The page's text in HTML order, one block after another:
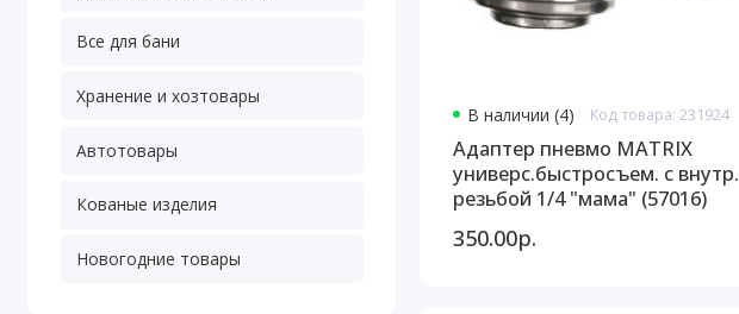
Все для бани
Хранение и хозтовары
Автотовары
Кованые изделия
Новогодние товары
В наличии (4) Код товара: 231924
Адаптер пневмо MATRIX
универс.быстросъем. с внутр.
резьбой 1/4 "мама" (57016)
350.00р.